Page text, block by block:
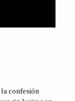
confesión